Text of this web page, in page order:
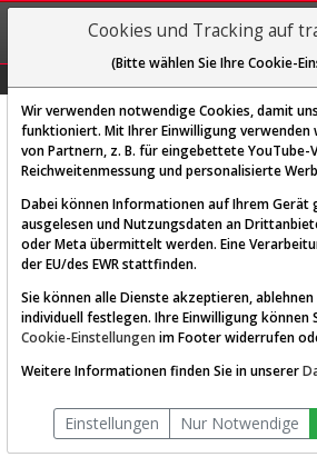
Diese Funktion ist
AKTIEN-TERMINAL
Die Aktienanalyse-
TraderFox
Cookies und Tracking auf
(Bitte wählen Sie Ihre Cookie-
Wir verwenden notwendige Cookies, damit
funktioniert. Mit Ihrer Einwilligung verwenden
von Partnern, z. B. für eingebettete YouTube-
Reichweitenmessung und personalisierte
Dabei können Informationen auf Ihrem Gerät
ausgelesen und Nutzungsdaten an
oder Meta übermittelt werden. Eine
der EU/des EWR stattfinden.
Sie können alle Dienste akzeptieren,
individuell festlegen. Ihre Einwilligung können
Cookie-Einstellungen im Footer widerrufen
Weitere Informationen finden Sie in unserer
Einstellungen Nur Notwendige